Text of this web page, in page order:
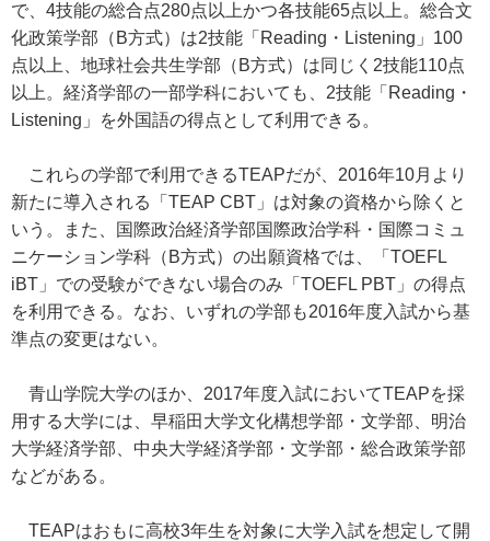
で、4技能の総合点280点以上かつ各技能65点以上。総合文
化政策学部（B方式）は2技能「Reading・Listening」100
点以上、地球社会共生学部（B方式）は同じく2技能110点
以上。経済学部の一部学科においても、2技能「Reading・
Listening」を外国語の得点として利用できる。
これらの学部で利用できるTEAPだが、2016年10月より
新たに導入される「TEAP CBT」は対象の資格から除くと
いう。また、国際政治経済学部国際政治学科・国際コミュ
ニケーション学科（B方式）の出願資格では、「TOEFL
iBT」での受験ができない場合のみ「TOEFL PBT」の得点
を利用できる。なお、いずれの学部も2016年度入試から基
準点の変更はない。
青山学院大学のほか、2017年度入試においてTEAPを採
用する大学には、早稲田大学文化構想学部・文学部、明治
大学経済学部、中央大学経済学部・文学部・総合政策学部
などがある。
TEAPはおもに高校3年生を対象に大学入試を想定して開